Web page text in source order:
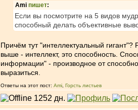
Ami пишет:
Если вы посмотрите на 5 видов
способный делать объективные
Причём тут "интеллектуальный
выше - интеллект, это способность.
информации" - производное от
выразиться.
Ответы на этот пост: Ami Горсть листьев